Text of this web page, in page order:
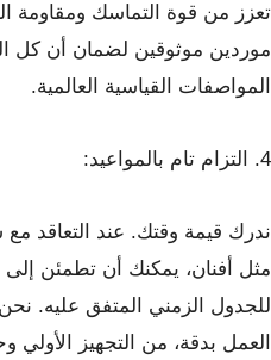
تعزز من قوة التماسك ومقاومة
موردين موثوقين لضمان أن كل
المواصفات القياسية العالمية.
4. التزام تام بالمواعيد:
ندرك قيمة وقتك. عند التعاقد
مثل أفنان، يمكنك أن تطمئن
للجدول الزمني المتفق عليه.
العمل بدقة، من التجهيز الأولي